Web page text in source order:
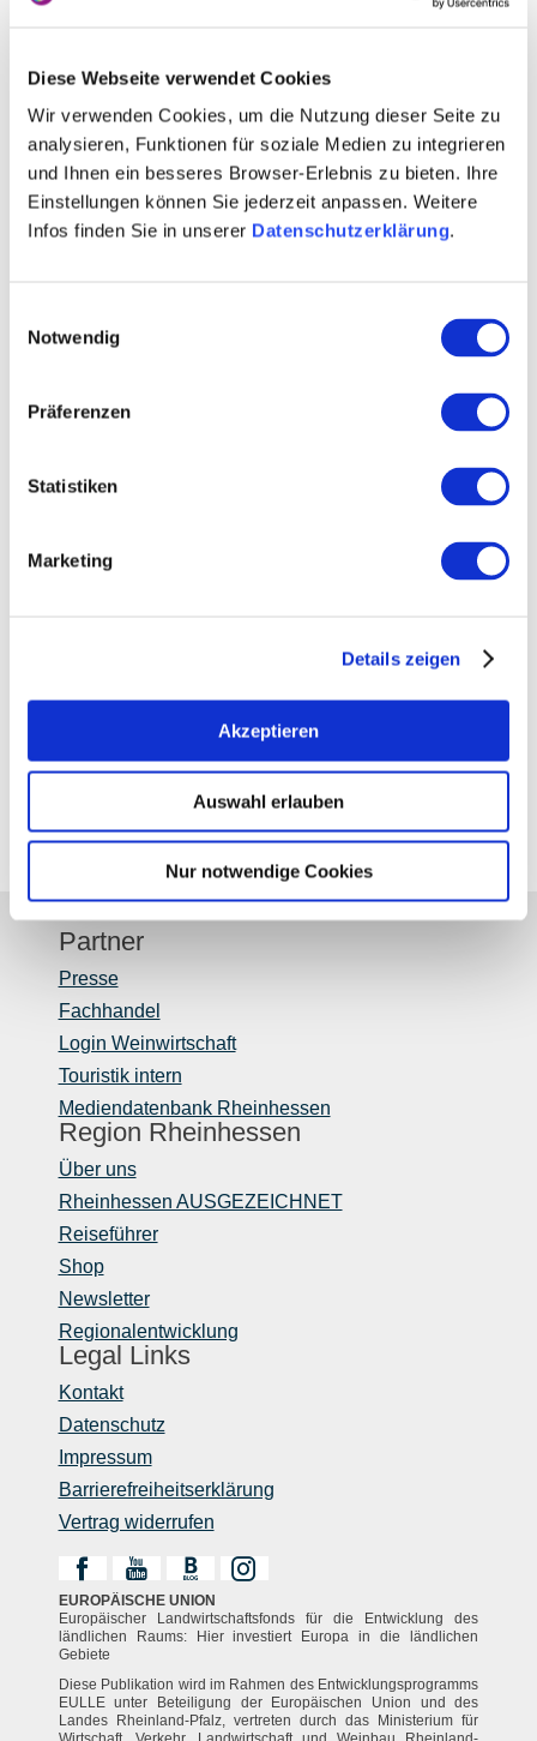
Diese Webseite verwendet Cookies
Wir verwenden Cookies, um die Nutzung dieser Seite zu
analysieren, Funktionen für soziale Medien zu integrieren
und Ihnen ein besseres Browser-Erlebnis zu bieten. Ihre
Einstellungen können Sie jederzeit anpassen. Weitere
Infos finden Sie in unserer Datenschutzerklärung.
Notwendig
Präferenzen
Statistiken
Marketing
Details zeigen
Akzeptieren
Auswahl erlauben
Nur notwendige Cookies
Produkte auf die Marke einzahlen sollen. Hierfür
Die Leistungsträger wiederum verstehen manchmal den
Mehrwert der Werkstätten nicht und wollen schnell
Erfolge sehen. Der regionale Crowdfunding-Wettbewerb
IdeenReich Rheinhessen schlägt nun mindestens zwei
Fliegen mit einer Klappe: Über die Werkstätten werden
die Leistungsträger auf die Marke „Rheinhessen“
Unternehmer und Gründer den unmittelbaren Mehrwert.
froh, die Region in dem Prozess mit unserem
Dr. Alexander Schuler, Geschäftsführender
Partner
Presse
Fachhandel
Login Weinwirtschaft
Touristik intern
Mediendatenbank Rheinhessen
Region Rheinhessen
Über uns
Rheinhessen AUSGEZEICHNET
Reiseführer
Shop
Newsletter
Regionalentwicklung
Legal Links
Kontakt
Datenschutz
Impressum
Barrierefreiheitserklärung
Vertrag widerrufen
EUROPÄISCHE UNION
Europäischer Landwirtschaftsfonds für die Entwicklung des
ländlichen Raums: Hier investiert Europa in die ländlichen
Gebiete
Diese Publikation wird im Rahmen des Entwicklungsprogramms
EULLE unter Beteiligung der Europäischen Union und des
Landes Rheinland-Pfalz, vertreten durch das Ministerium für